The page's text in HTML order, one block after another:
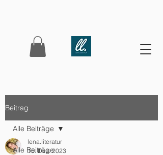
Beitrag
Alle Beiträge
Alle Beiträge
lena.literatur
15. Dez. 2023